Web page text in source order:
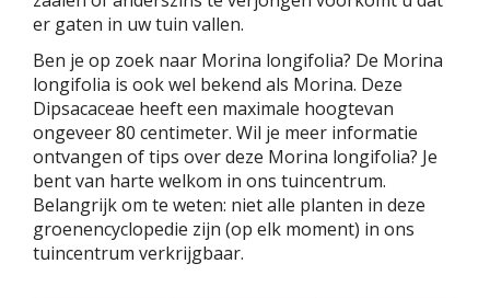
er gaten in uw tuin vallen.
Ben je op zoek naar Morina longifolia? De Morina
longifolia is ook wel bekend als Morina. Deze
Dipsacaceae heeft een maximale hoogtevan
ongeveer 80 centimeter. Wil je meer informatie
ontvangen of tips over deze Morina longifolia? Je
bent van harte welkom in ons tuincentrum.
Belangrijk om te weten: niet alle planten in deze
groenencyclopedie zijn (op elk moment) in ons
tuincentrum verkrijgbaar.